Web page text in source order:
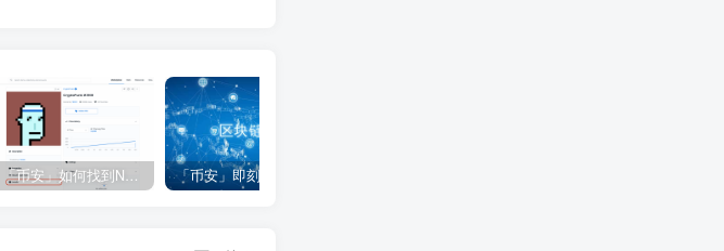
「币安」如何找到NFT合约地址？